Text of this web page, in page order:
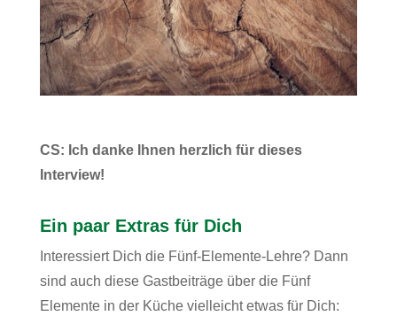
CS: Ich danke Ihnen herzlich für dieses
Interview!
Ein paar Extras für Dich
Interessiert Dich die Fünf-Elemente-Lehre? Dann
sind auch diese Gastbeiträge über die Fünf
Elemente in der Küche vielleicht etwas für Dich: